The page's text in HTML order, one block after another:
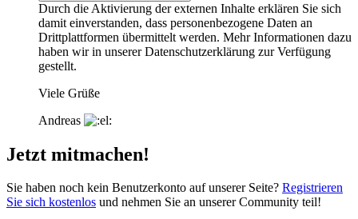
Durch die Aktivierung der externen Inhalte erklären Sie sich
damit einverstanden, dass personenbezogene Daten an
Drittplattformen übermittelt werden. Mehr Informationen dazu
haben wir in unserer Datenschutzerklärung zur Verfügung
gestellt.
Viele Grüße
Andreas
Jetzt mitmachen!
Sie haben noch kein Benutzerkonto auf unserer Seite? Registrieren
Sie sich kostenlos und nehmen Sie an unserer Community teil!